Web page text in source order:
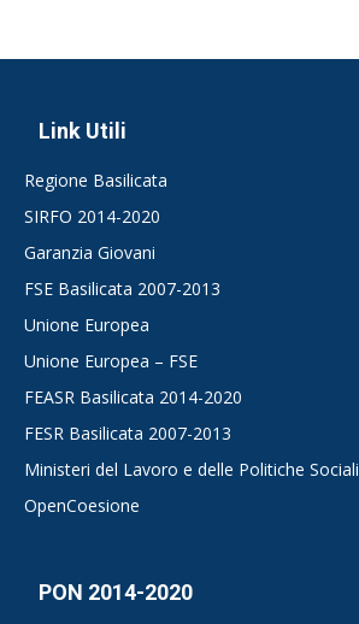
Link Utili
Regione Basilicata
SIRFO 2014-2020
Garanzia Giovani
FSE Basilicata 2007-2013
Unione Europea
Unione Europea – FSE
FEASR Basilicata 2014-2020
FESR Basilicata 2007-2013
Ministeri del Lavoro e delle Politiche Sociali
OpenCoesione
PON 2014-2020